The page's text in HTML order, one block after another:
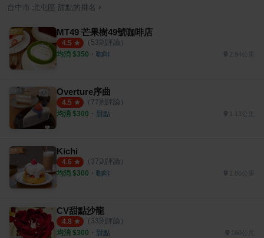
台中市 北屯區 甜點的排名 ›
MT49 芒果樹49號咖啡店
4.5 （ 53則評論）
均消 $350 ・ 咖啡 2.94公里
Overture序曲
4.5 （ 77則評論）
均消 $300 ・ 甜點 1.13公里
Kichi
4.6 （ 37則評論）
均消 $300 ・ 咖啡 1.86公里
CV甜點沙龍
4.8 （ 33則評論）
均消 $300 ・ 甜點